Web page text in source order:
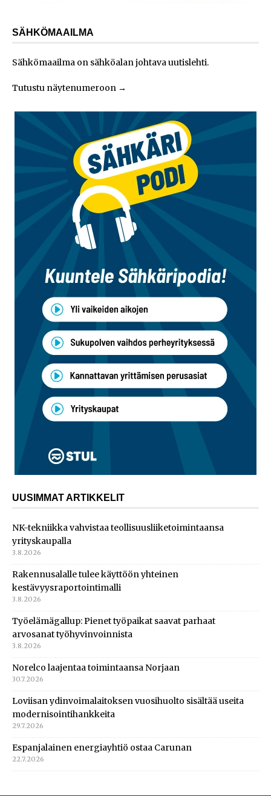
SÄHKÖMAAILMA
Sähkömaailma on sähköalan johtava uutislehti.
Tutustu näytenumeroon →
UUSIMMAT ARTIKKELIT
NK-tekniikka vahvistaa teollisuusliiketoimintaansa
yrityskaupalla
3.8.2026
Rakennusalalle tulee käyttöön yhteinen
kestävyysraportointimalli
3.8.2026
Työelämägallup: Pienet työpaikat saavat parhaat
arvosanat työhyvinvoinnista
3.8.2026
Norelco laajentaa toimintaansa Norjaan
30.7.2026
Loviisan ydinvoimalaitoksen vuosihuolto sisältää useita
modernisointihankkeita
29.7.2026
Espanjalainen energiayhtiö ostaa Carunan
22.7.2026